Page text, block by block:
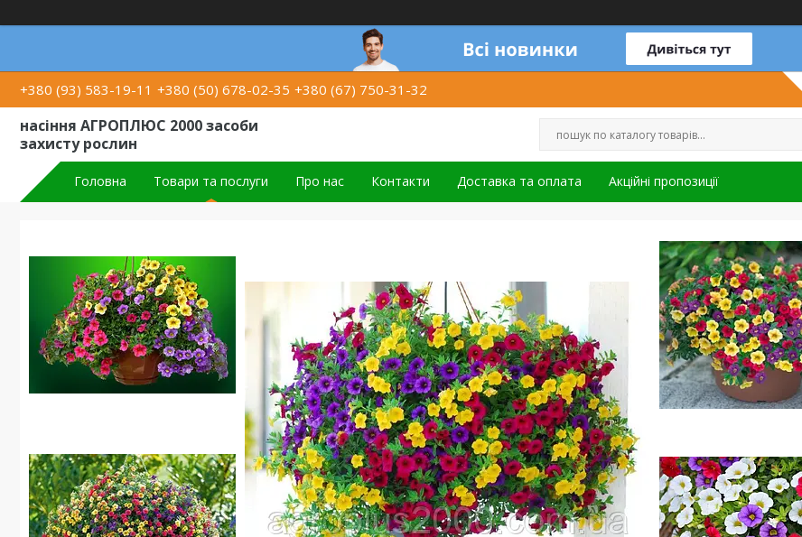
+380 (93) 583-19-11 +380 (50) 678-02-35 +380 (67) 750-31-32
насіння АГРОПЛЮС 2000 засоби
захисту рослин
Головна Товари та послуги Про нас Контакти Доставка та оплата Акційні пропозиції